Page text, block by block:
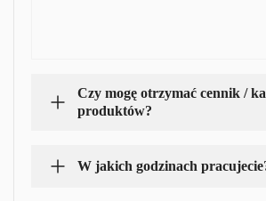
Czy mogę otrzymać cennik /
produktów?
W jakich godzinach